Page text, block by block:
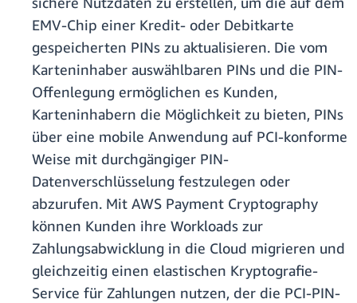
EMV-Chip einer Kredit- oder Debitkarte
gespeicherten PINs zu aktualisieren. Die vom
Karteninhaber auswählbaren PINs und die PIN-
Offenlegung ermöglichen es Kunden,
Karteninhabern die Möglichkeit zu bieten, PINs
über eine mobile Anwendung auf PCI-konforme
Weise mit durchgängiger PIN-
Datenverschlüsselung festzulegen oder
abzurufen. Mit AWS Payment Cryptography
können Kunden ihre Workloads zur
Zahlungsabwicklung in die Cloud migrieren und
gleichzeitig einen elastischen Kryptografie-
Service für Zahlungen nutzen, der die PCI-PIN-